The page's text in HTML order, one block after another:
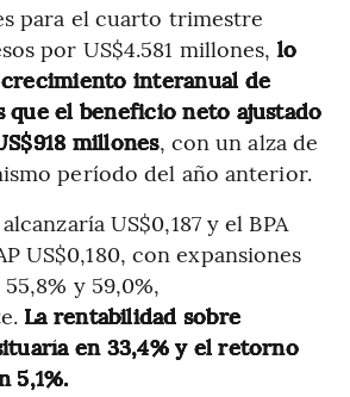
para el cuarto trimestre
por US$4.581 millones, lo
interanual de
que el beneficio neto ajustado
millones, con un alza de
período del año anterior.
US$0,187 y el BPA
US$0,180, con expansiones
y 59,0%,
La rentabilidad sobre
en 33,4% y el retorno
5,1%.